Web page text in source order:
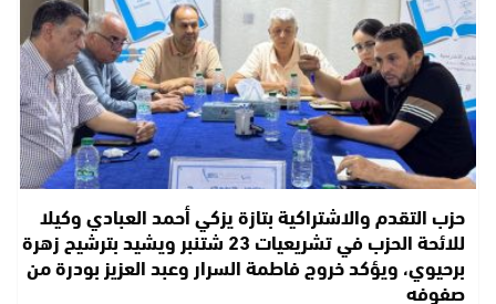
حزب التقدم والاشتراكية بتازة يزكي أحمد العبادي وكيلا
للائحة الحزب في تشريعيات 23 شتنبر ويشيد بترشيح زهرة
برحيوي، ويؤكد خروج فاطمة السرار وعبد العزيز بودرة من
صفوفه